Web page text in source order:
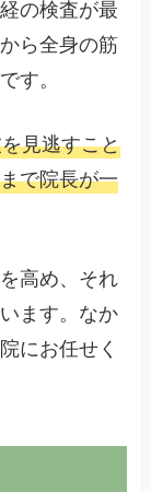
の検査が最
ら全身の筋
す。
見逃すこと
で院長が一
高め、それ
ます。なか
にお任せく